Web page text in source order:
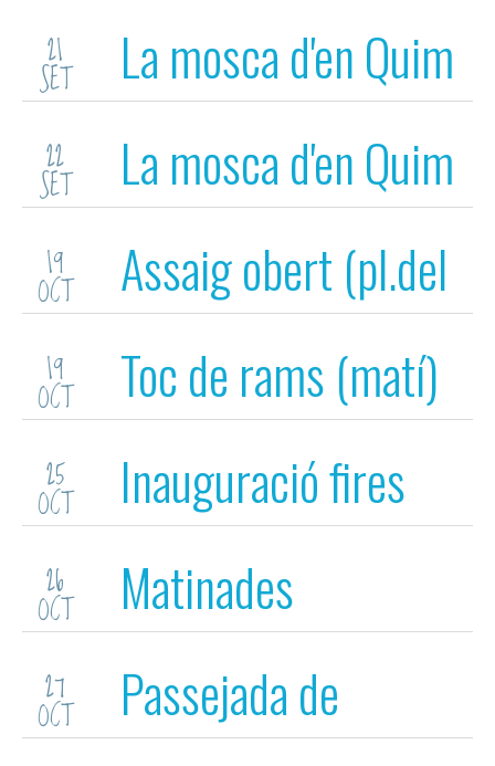
21
SET La mosca d'en Quim
22
SET La mosca d'en Quim
19
OCT
Assaig obert (pl.del
Vi tarda)
19
OCT Toc de rams (matí)
25
OCT Inauguració fires
26
OCT Matinades
27
OCT
Passejada de